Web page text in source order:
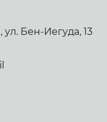
Бен-Иегуда, 13